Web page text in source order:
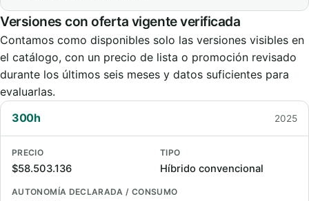
Versiones con oferta vigente verificada
Contamos como disponibles solo las versiones visibles en
el catálogo, con un precio de lista o promoción revisado
durante los últimos seis meses y datos suficientes para
evaluarlas.
300h
2025
PRECIO
$58.503.136
TIPO
Híbrido convencional
AUTONOMÍA DECLARADA / CONSUMO